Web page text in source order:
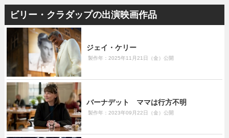
ビリー・クラダップの出演映画作品
ジェイ・ケリー
製作年：2025年11月21日（金）公開
バーナデット ママは行方不明
製作年：2023年09月22日（金）公開